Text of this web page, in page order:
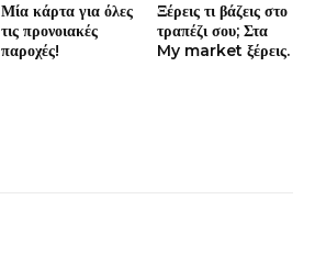
Μία κάρτα για όλες
τις προνοιακές
παροχές!
Ξέρεις τι βάζεις στο
τραπέζι σου; Στα
My market ξέρεις.